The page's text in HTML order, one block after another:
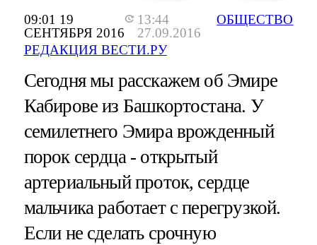
09:01 19
СЕНТЯБРЯ 2016
13:44
27.09.2016
РЕДАКЦИЯ ВЕСТИ.РУ
ОБЩЕСТВО
Сегодня мы расскажем об Эмире
Кабирове из Башкортостана. У
семилетнего Эмира врожденный
порок сердца - открытый
артериальный проток, сердце
мальчика работает с перегрузкой.
Если не сделать срочную